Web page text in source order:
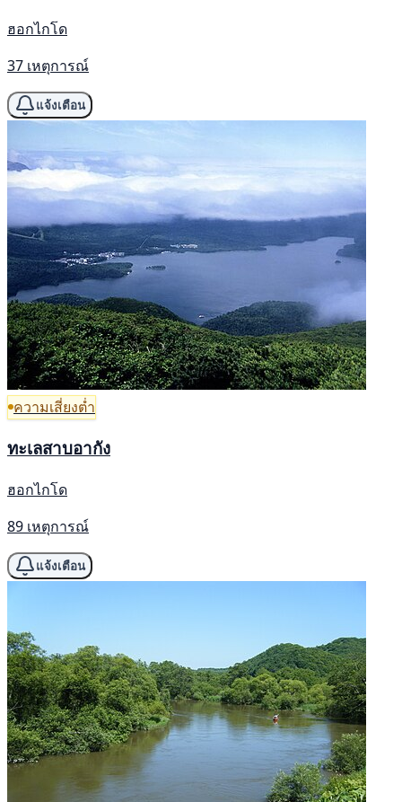
ฮอกไกโด
37 เหตุการณ์
แจ้งเตือน
ความเสี่ยงต่ำ
ทะเลสาบอากัง
ฮอกไกโด
89 เหตุการณ์
แจ้งเตือน